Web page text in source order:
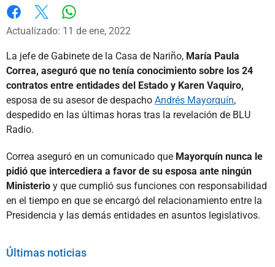
Facebook
X
Actualizado: 11 de ene, 2022
La jefe de Gabinete de la Casa de Nariño, María Paula
Correa, aseguró que no tenía conocimiento sobre los 24
contratos entre entidades del Estado y Karen Vaquiro,
esposa de su asesor de despacho Andrés Mayorquín,
despedido en las últimas horas tras la revelación de BLU
Radio.
Correa aseguró en un comunicado que Mayorquín nunca le
pidió que intercediera a favor de su esposa ante ningún
Ministerio y que cumplió sus funciones con responsabilidad
en el tiempo en que se encargó del relacionamiento entre la
Presidencia y las demás entidades en asuntos legislativos.
Últimas noticias